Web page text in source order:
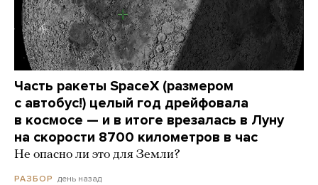
Часть ракеты SpaceX (размером
с автобус!) целый год дрейфовала
в космосе — и в итоге врезалась в Луну
на скорости 8700 километров в час
Не опасно ли это для Земли?
РАЗБОР день назад